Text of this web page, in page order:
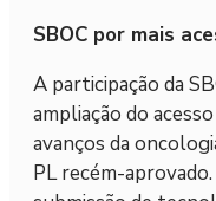
SBOC por mais
A participação da
ampliação do
avanços da
PL recém-